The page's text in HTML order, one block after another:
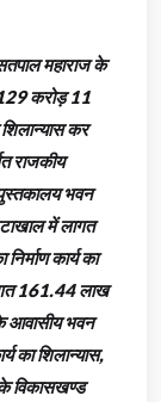
महाराज के
करोड़ 11
कर
राजकीय
भवन
में लागत
कार्य का
161.44 लाख
के आवासीय भवन
का शिलान्यास,
के विकासखण्ड